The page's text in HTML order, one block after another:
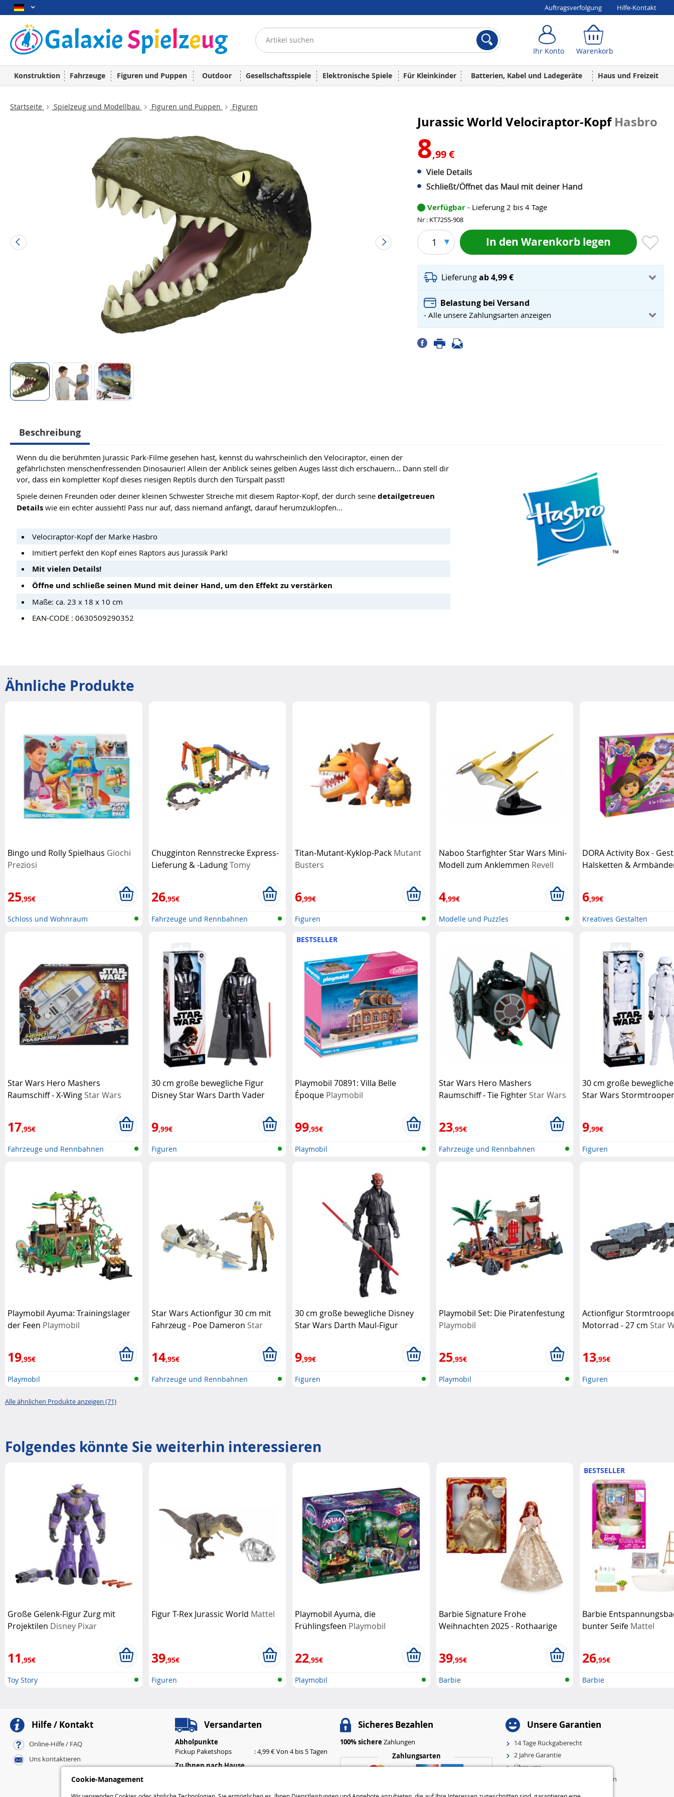
Cookie-Management
Auftragsverfolgung Hilfe-Kontakt
Ihr Konto Warenkorb
Konstruktion Fahrzeuge Figuren und Puppen Outdoor Gesellschaftsspiele Elektronische Spiele Für Kleinkinder Batterien, Kabel und Ladegeräte Haus und Freizeit
Startseite Spielzeug und Modellbau Figuren und Puppen Figuren
Jurassic World Velociraptor-KopfHasbro
8,99 €
Viele Details
Schließt/Öffnet das Maul mit deiner Hand
Verfügbar - Lieferung 2 bis 4 Tage
Nr : KT7255-908
1 In den Warenkorb legen
Lieferungab 4,99 €
Belastung bei Versand
- Alle unsere Zahlungsarten anzeigen
Beschreibung
Wenn du die berühmten Jurassic Park-Filme gesehen hast, kennst du wahrscheinlich den Velociraptor, einen der
gefährlichsten menschenfressenden Dinosaurier! Allein der Anblick seines gelben Auges lässt dich erschauern... Dann stell dir
vor, dass ein kompletter Kopf dieses riesigen Reptils durch den Türspalt passt!
Spiele deinen Freunden oder deiner kleinen Schwester Streiche mit diesem Raptor-Kopf, der durch seine detailgetreuen
Details wie ein echter aussieht! Pass nur auf, dass niemand anfängt, darauf herumzuklopfen...
Velociraptor-Kopf der Marke Hasbro
Imitiert perfekt den Kopf eines Raptors aus Jurassik Park!
Mit vielen Details!
Öffne und schließe seinen Mund mit deiner Hand, um den Effekt zu verstärken
Maße: ca. 23 x 18 x 10 cm
EAN-CODE : 0630509290352
Ähnliche Produkte
Bingo und Rolly Spielhaus Giochi
Preziosi
25,95€
Schloss und Wohnraum
Chugginton Rennstrecke Express-
Lieferung & -LadungTomy
26,95€
Fahrzeuge und Rennbahnen
Titan-Mutant-Kyklop-Pack Mutant
Busters
6,99€
Figuren
Naboo Starfighter Star Wars Mini-
Modell zum Anklemmen Revell
4,99€
Modelle und Puzzles
DORA Activity Box -
Halsketten &
6,99€
Kreatives Gestalten
Star Wars Hero Mashers
Raumschiff - X-Wing Star Wars
17,95€
Fahrzeuge und Rennbahnen
30 cm große bewegliche Figur
Disney Star Wars Darth Vader
9,99€
Figuren
BESTSELLER
Playmobil 70891: Villa Belle
Époque Playmobil
99,95€
Playmobil
Star Wars Hero Mashers
Raumschiff - Tie Fighter Star Wars
23,95€
Fahrzeuge und Rennbahnen
30 cm große
Star Wars
9,99€
Figuren
Playmobil Ayuma: Trainingslager
der Feen Playmobil
19,95€
Playmobil
Star Wars Actionfigur 30 cm mit
Fahrzeug - Poe Dameron Star
14,95€
Fahrzeuge und Rennbahnen
30 cm große bewegliche Disney
Star Wars Darth Maul-Figur
9,99€
Figuren
Playmobil Set: Die Piratenfestung
Playmobil
25,95€
Playmobil
Actionfigur
Motorrad - 27 cm Star
13,95€
Figuren
Alle ähnlichen Produkte anzeigen (71)
Folgendes könnte Sie weiterhin interessieren
Große Gelenk-Figur Zurg mit
Projektilen Disney Pixar
11 ,95€
Toy Story
Figur T-Rex Jurassic World Mattel
39,95€
Figuren
Playmobil Ayuma, die
Frühlingsfeen Playmobil
22,95€
Playmobil
Barbie Signature Frohe
Weihnachten 2025 - Rothaarige
39,95€
Barbie
BESTSELLER
Barbie
bunter Seife Mattel
26,95€
Barbie
Hilfe / Kontakt
Online-Hilfe / FAQ
Uns kontaktieren
Versandarten
Abholpunkte
Pickup Paketshops
: 4,99 € Von 4 bis 5 Tagen
Zu Ihnen nach Hause
Sicheres Bezahlen
100% sichereZahlungen
Zahlungsarten
Unsere Garantien
14 Tage Rückgaberecht
2 Jahre Garantie
Über uns
Allgemeine Geschäftsbedingungen
Ihr Konto Warenkorb